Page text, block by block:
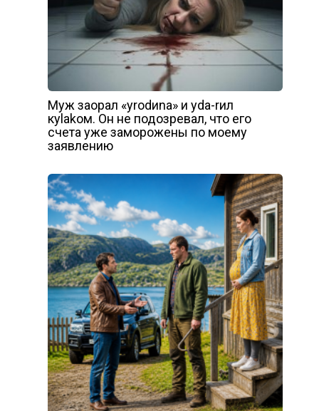
Муж заорал «уrоdиnа» и уdа-rил
куlаkом. Он не подозревал, что его
счета уже заморожены по моему
заявлению